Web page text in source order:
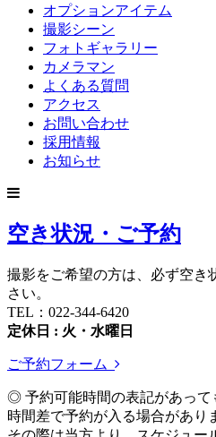
オプションアイテム
撮影シーン
フォトギャラリー
カメラマン
よくある質問
アクセス
お問い合わせ
採用情報
お知らせ
空き状況・ご予約
撮影をご希望の方は、必ず空き
さい。
TEL：022-344-6420
定休日 : 火・水曜日
ご予約フォーム
◎ 予約可能時間の表記があって
時間差で予約が入る場合があり